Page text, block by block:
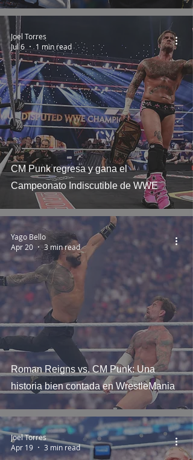
CM Punk regresa y gana el
Campeonato Indiscutible de WWE
Joel Torres
Jul 6
1 min read
Roman Reigns vs. CM Punk: Una
historia bien contada en WrestleMania
Yago Bello
Apr 20
3 min read
Joel Torres
Apr 19
3 min read